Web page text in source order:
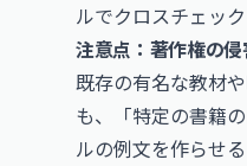
ルでクロスチェッ
注意点：著作権の
既存の有名な教材
も、「特定の書籍
ルの例文を作らせ